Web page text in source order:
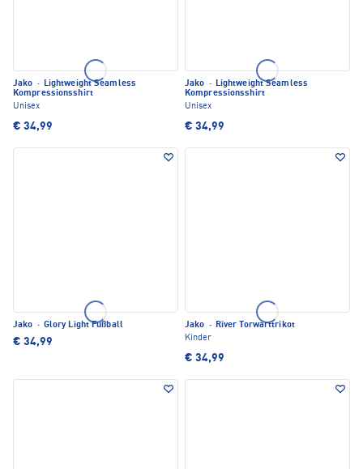
Jako · Lightweight Seamless
Kompressionsshirt
Unisex
€ 34,99
Jako · Lightweight Seamless
Kompressionsshirt
Unisex
€ 34,99
Jako · Glory Light Fußball
€ 34,99
Jako · River Torwarttrikot
Kinder
€ 34,99